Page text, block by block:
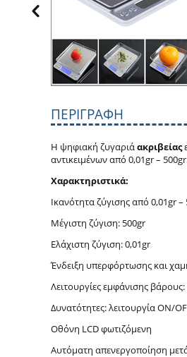
ΠΕΡΙΓΡΑΦΉ
Η ψηφιακή ζυγαριάακριβείας
αντικειμένων από 0,01gr –
Χαρακτηριστικά:
Ικανότητα ζύγισης από 0,01gr –
Μέγιστη ζύγιση: 500gr
Ελάχιστη ζύγιση: 0,01gr
Ένδειξη υπερφόρτωσης και
Λειτουργίες εμφάνισης
Δυνατότητες: λειτουργία ON/
Οθόνη LCD φωτιζόμενη
Αυτόματη απενεργοποίηση